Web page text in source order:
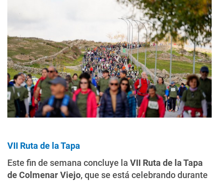
VII Ruta de la Tapa
Este fin de semana concluye la VII Ruta de la Tapa
de Colmenar Viejo, que se está celebrando durante